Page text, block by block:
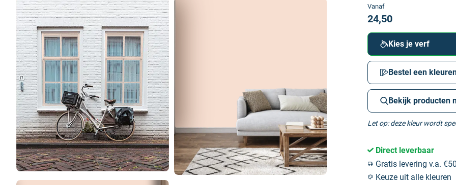
Vanaf
24,50
Kies je verf
Bestel een
Bekijk producten
Let op: deze kleur wordt
Direct leverbaar
Gratis levering v.a.
Keuze uit alle kleuren